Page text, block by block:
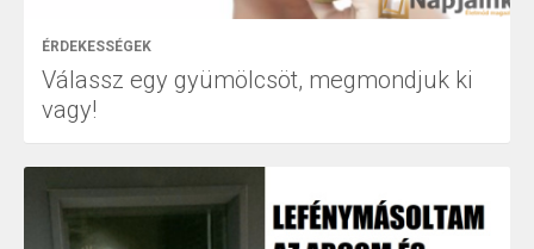
ÉRDEKESSÉGEK
Válassz egy gyümölcsöt, megmondjuk ki
vagy!